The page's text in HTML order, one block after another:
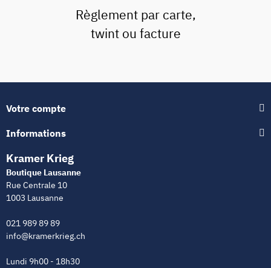
Règlement par carte,
twint ou facture
Votre compte
Informations
Kramer Krieg
Boutique Lausanne
Rue Centrale 10
1003 Lausanne
021 989 89 89
info@kramerkrieg.ch
Lundi 9h00 - 18h30